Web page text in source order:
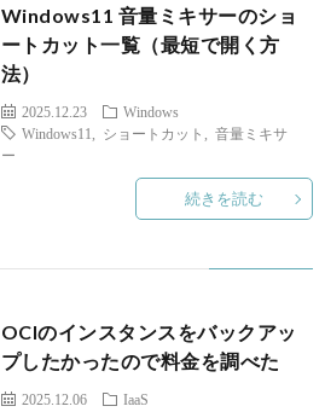
Windows11 音量ミキサーのショ
ートカット一覧（最短で開く方
法）
2025.12.23
Windows
Windows11
ショートカット
音量ミキサ
ー
続きを読む
OCIのインスタンスをバックアッ
プしたかったので料金を調べた
2025.12.06
IaaS